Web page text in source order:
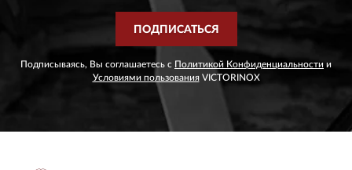
ПОДПИСАТЬСЯ
Подписываясь, Вы соглашаетесь с Политикой Конфиденциальности и
Условиями пользованияVICTORINOX